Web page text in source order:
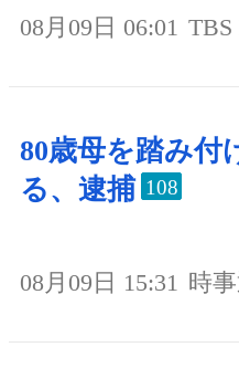
08月09日 06:01 TBS
80歳母を踏み付
る、逮捕 108
08月09日 15:31 時